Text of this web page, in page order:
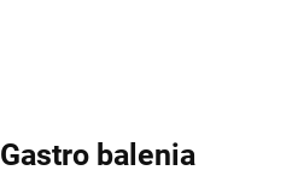
Gastro balenia